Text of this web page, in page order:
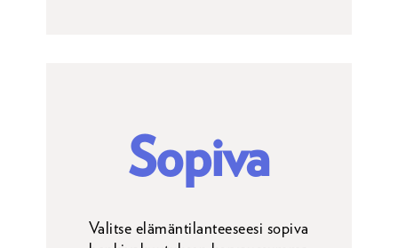
Sopiva
Valitse elämäntilanteeseesi sopiva